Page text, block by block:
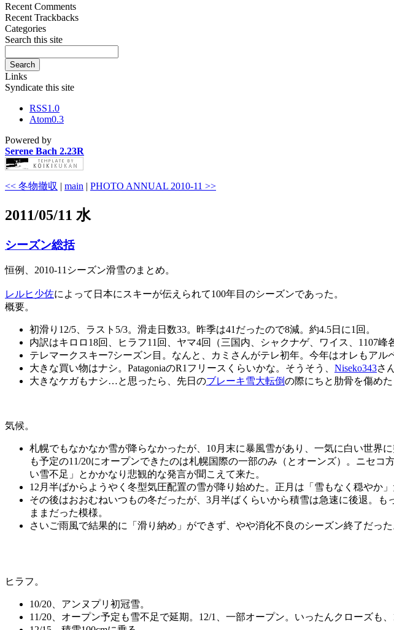
Recent Comments
Recent Trackbacks
Categories
Search this site
Links
Syndicate this site
RSS1.0
Atom0.3
Powered by
Serene Bach 2.23R
<< 冬物撤収 | main | PHOTO ANNUAL 2010-11 >>
2011/05/11 水
シーズン総括
恒例、2010-11シーズン滑雪のまとめ。
レルヒ少佐によって日本にスキーが伝えられて100年目のシーズンであった。
概要。
初滑り12/5、ラスト5/3。滑走日数33。昨季は41だったので8減。約4.5日に1回。
内訳はキロロ18回、ヒラフ11回、ヤマ4回（三国内、シャクナゲ、ワイス、1107峰
テレマークスキー7シーズン目。なんと、カミさんがテレ初年。今年はオレもアル
大きな買い物はナシ。PatagoniaのR1フリースくらいかな。そうそう、 Niseko343さ
大きなケガもナシ…と思ったら、先日のブレーキ雪大転倒の際にちと肋骨を傷めた
気候。
札幌でもなかなか雪が降らなかったが、10月末に暴風雪があり、一気に白い世界
も予定の11/20にオープンできたのは札幌国際の一部のみ（とオーンズ）。ニセ
い雪不足」とかかなり悲観的な発言が聞こえて来た。
12月半ばからようやく冬型気圧配置の雪が降り始めた。正月は「雪もなく穏やか
その後はおおむねいつもの冬だったが、3月半ばくらいから積雪は急速に後退。
ままだった模様。
さいご雨風で結果的に「滑り納め」ができず、やや消化不良のシーズン終了だっ
ヒラフ。
10/20、アンヌプリ初冠雪。
11/20、オープン予定も雪不足で延期。12/1、一部オープン。いったんクローズも、